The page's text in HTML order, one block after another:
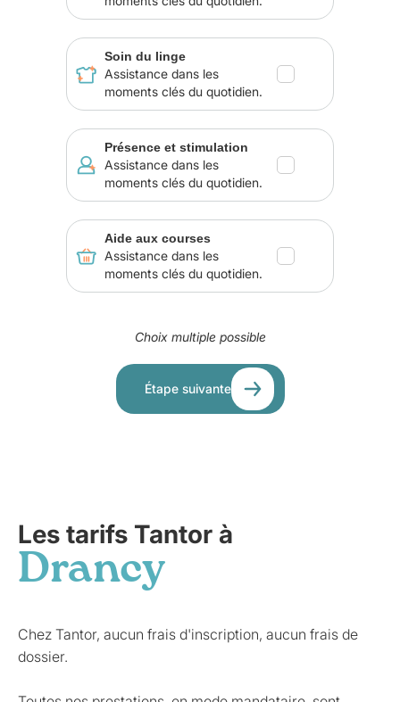
Soin du linge
Assistance dans les
moments clés du quotidien.
Présence et stimulation
Assistance dans les
moments clés du quotidien.
Aide aux courses
Assistance dans les
moments clés du quotidien.
Choix multiple possible
Étape suivante
Les tarifs Tantor à
Drancy
Chez Tantor, aucun frais d'inscription, aucun frais de
dossier.